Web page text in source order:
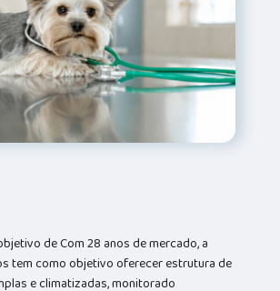
de Com 28 anos de mercado, a
tem como objetivo oferecer estrutura de
e climatizadas, monitorado